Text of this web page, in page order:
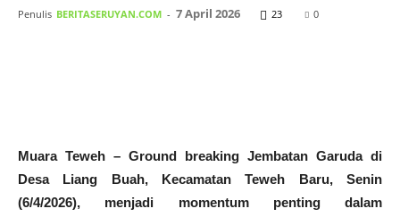
Penulis BERITASERUYAN.COM - 7 April 2026 23 0
Muara Teweh – Ground breaking Jembatan Garuda di
Desa Liang Buah, Kecamatan Teweh Baru, Senin
(6/4/2026), menjadi momentum penting dalam